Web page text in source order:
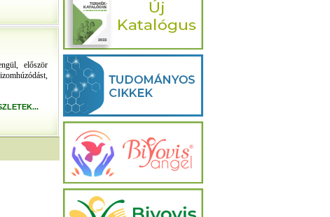
először